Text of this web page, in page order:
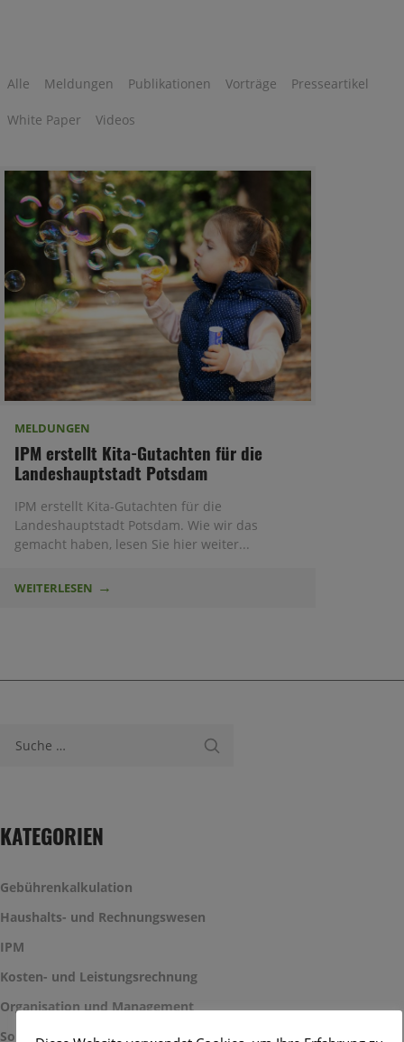
Alle Meldungen Publikationen Vorträge Presseartikel
White Paper Videos
MELDUNGEN
IPM erstellt Kita-Gutachten für die
Landeshauptstadt Potsdam
IPM erstellt Kita-Gutachten für die
Landeshauptstadt Potsdam. Wie wir das
gemacht haben, lesen Sie hier weiter...
WEITERLESEN
KATEGORIEN
Gebührenkalkulation
Haushalts- und Rechnungswesen
IPM
Kosten- und Leistungsrechnung
Organisation und Management
Sonstiges